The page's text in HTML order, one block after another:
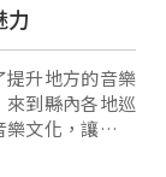
力
升地方的音樂
到縣內各地巡
文化，讓學生